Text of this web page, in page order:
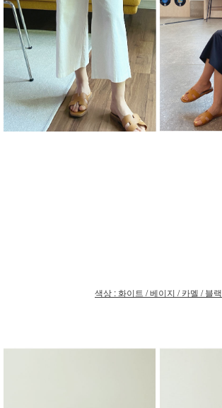
색상 : 화이트 / 베이지 / 카멜 / 블랙